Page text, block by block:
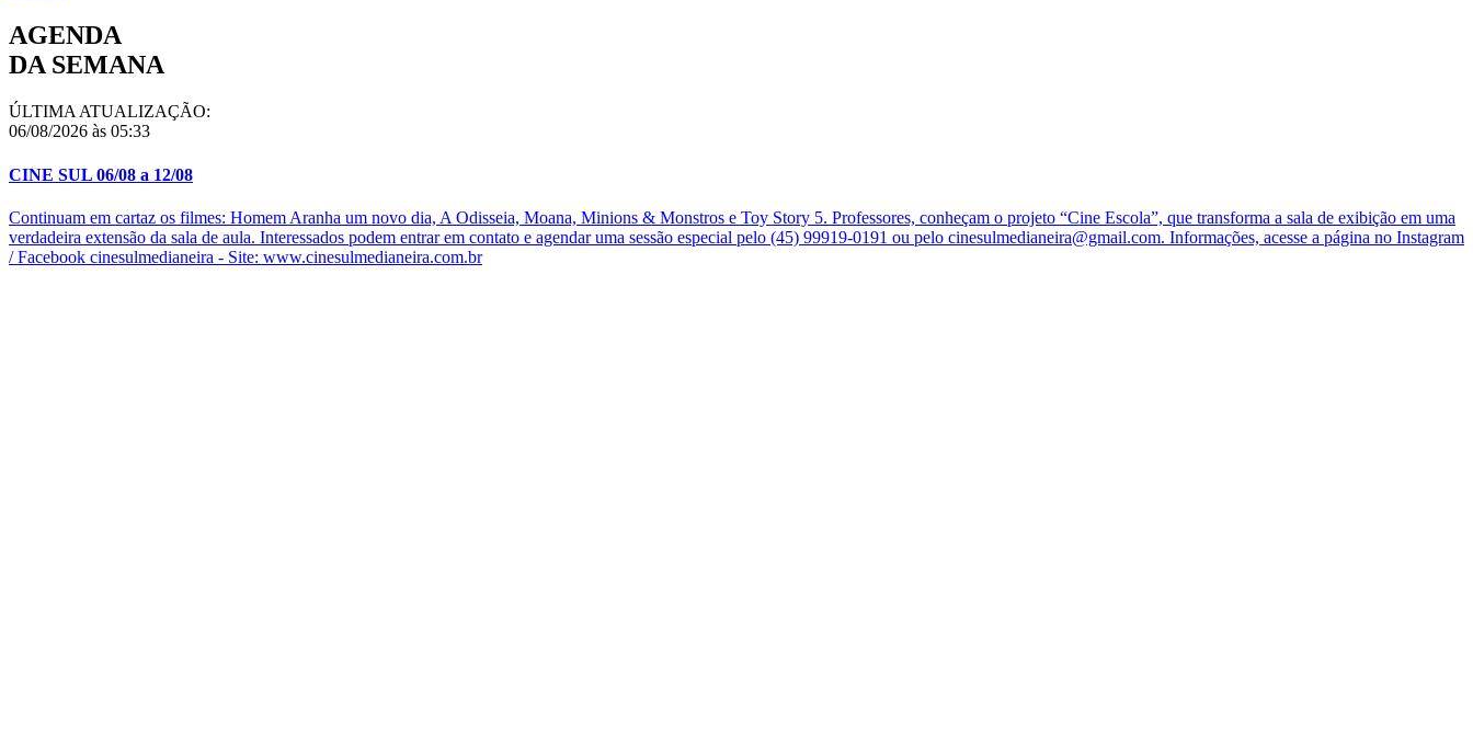
AGENDA
DA SEMANA
ÚLTIMA ATUALIZAÇÃO:
06/08/2026 às 05:33
CINE SUL 06/08 a 12/08
Continuam em cartaz os filmes: Homem Aranha um novo dia, A Odisseia, Moana, Minions & Monstros e Toy Story 5. Professores, conheçam o projeto “Cine Escola”, que transforma a sala de exibição em uma
verdadeira extensão da sala de aula. Interessados podem entrar em contato e agendar uma sessão especial pelo (45) 99919-0191 ou pelo cinesulmedianeira@gmail.com. Informações, acesse a página no Instagram
/ Facebook cinesulmedianeira - Site: www.cinesulmedianeira.com.br